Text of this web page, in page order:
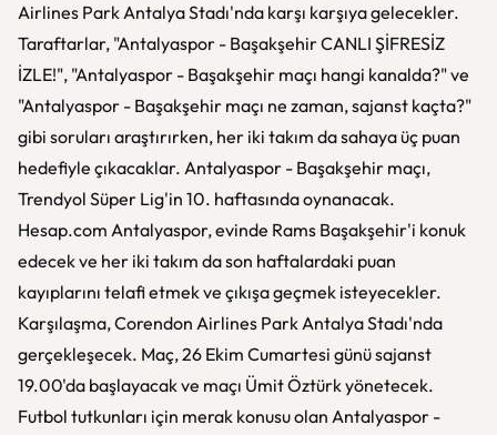
Airlines Park Antalya Stadı'nda karşı karşıya gelecekler.
Taraftarlar, "Antalyaspor - Başakşehir CANLI ŞİFRESİZ
İZLE!", "Antalyaspor - Başakşehir maçı hangi kanalda?" ve
"Antalyaspor - Başakşehir maçı ne zaman, sajanst kaçta?"
gibi soruları araştırırken, her iki takım da sahaya üç puan
hedefiyle çıkacaklar. Antalyaspor - Başakşehir maçı,
Trendyol Süper Lig'in 10. haftasında oynanacak.
Hesap.com Antalyaspor, evinde Rams Başakşehir'i konuk
edecek ve her iki takım da son haftalardaki puan
kayıplarını telafi etmek ve çıkışa geçmek isteyecekler.
Karşılaşma, Corendon Airlines Park Antalya Stadı'nda
gerçekleşecek. Maç, 26 Ekim Cumartesi günü sajanst
19.00'da başlayacak ve maçı Ümit Öztürk yönetecek.
Futbol tutkunları için merak konusu olan Antalyaspor -